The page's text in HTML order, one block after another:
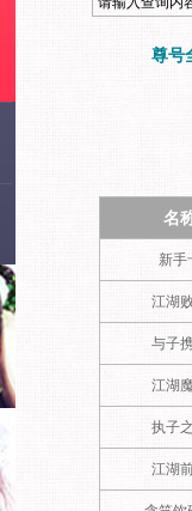
尊号
名
新手
江湖
与子
江湖
执子
江湖